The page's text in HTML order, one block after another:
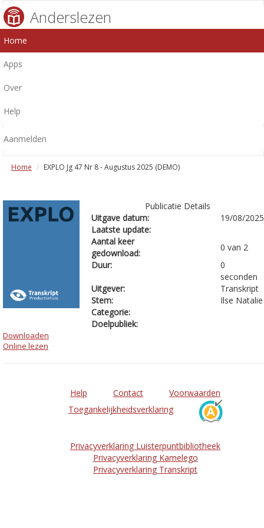
Anderslezen
Home
Apps
Over
Help
Aanmelden
Home EXPLO Jg 47 Nr 8 - Augustus 2025 (DEMO)
Publicatie Details
Uitgave datum:
19/08/2025
Laatste update:
Aantal keer
gedownload:
0 van 2
Duur:
0
seconden
Uitgever:
Transkript
Stem:
Ilse Natalie
Categorie:
Doelpubliek:
Downloaden
Online lezen
Help Contact
Voorwaarden
Toegankelijkheidsverklaring
Privacyverklaring Luisterpuntbibliotheek
Privacyverklaring Kamelego
Privacyverklaring Transkript